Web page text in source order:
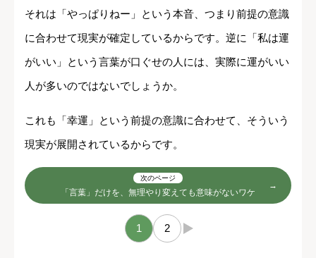
それは「やっぱりねー」という本音、つまり前提の意識
に合わせて現実が確定しているからです。逆に「私は運
がいい」という言葉が口ぐせの人には、実際に運がいい
人が多いのではないでしょうか。
これも「幸運」という前提の意識に合わせて、そういう
現実が展開されているからです。
次のページ
「言葉」だけを、無理やり変えても意味がないワケ
1 2 →